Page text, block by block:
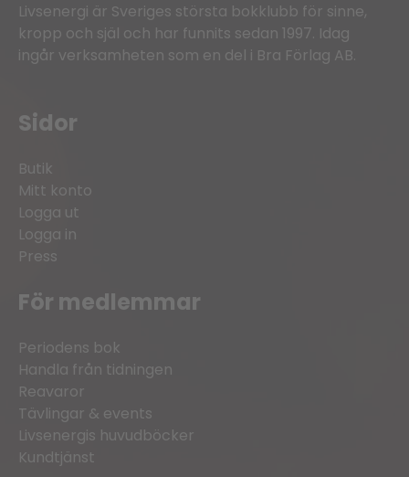
Livsenergi är Sveriges största bokklubb för sinne,
kropp och själ och har funnits sedan 1997. Idag
ingår verksamheten som en del i Bra Förlag AB.
Sidor
Butik
Mitt konto
Logga ut
Logga in
Press
För medlemmar
Periodens bok
Handla från tidningen
Reavaror
Tävlingar & events
Livsenergis huvudböcker
Kundtjänst